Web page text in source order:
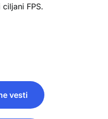
FPS.
vesti